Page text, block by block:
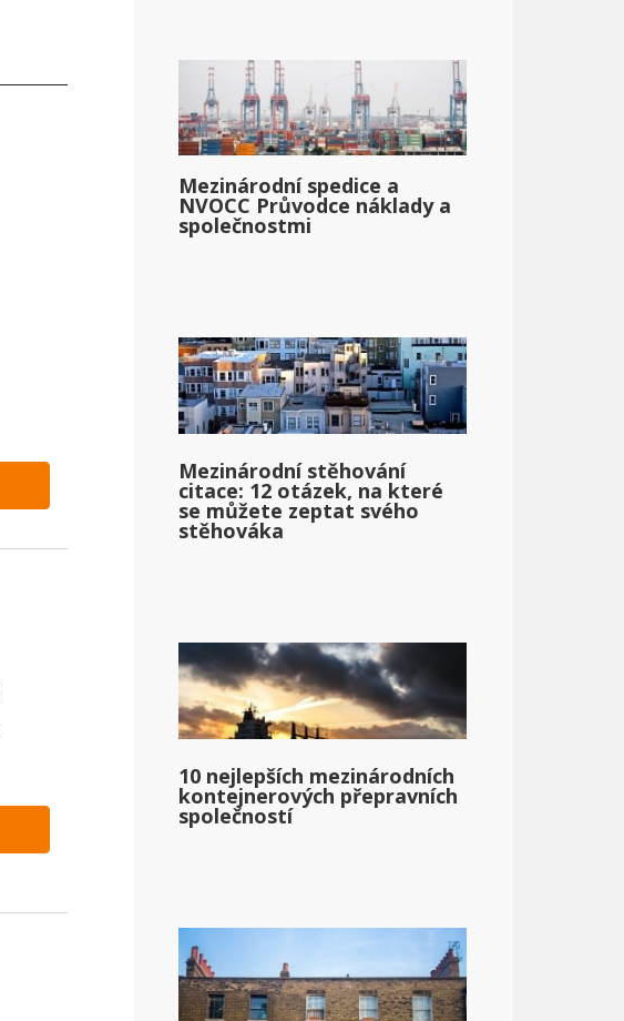
Mezinárodní spedice a
NVOCC Průvodce náklady a
společnostmi
Mezinárodní stěhování
citace: 12 otázek, na které
se můžete zeptat svého
stěhováka
10 nejlepších mezinárodních
kontejnerových přepravních
společností